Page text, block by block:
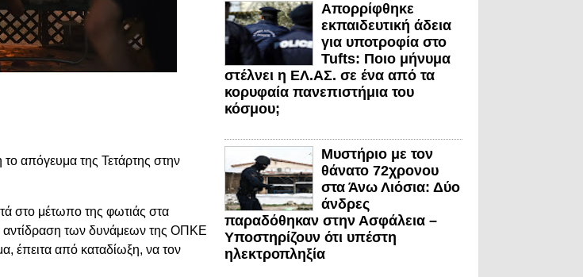
απόγευμα της Τετάρτης στην
στο μέτωπο της φωτιάς στα
αντίδραση των δυνάμεων της ΟΠΚΕ
έπειτα από καταδίωξη, να τον
Απορρίφθηκε
εκπαιδευτική άδεια
για υποτροφία στο
Tufts: Ποιο μήνυμα
στέλνει η ΕΛ.ΑΣ. σε ένα από τα
κορυφαία πανεπιστήμια του
κόσμου;
Μυστήριο με τον
θάνατο 72χρονου
στα Άνω Λιόσια: Δύο
άνδρες
παραδόθηκαν στην Ασφάλεια –
Υποστηρίζουν ότι υπέστη
ηλεκτροπληξία